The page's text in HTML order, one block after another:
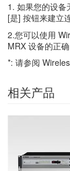
1. 如果您的设备
[是] 按钮来建立
2.您可以使用
MRX 设备的正确
*: 请参阅
相关产品